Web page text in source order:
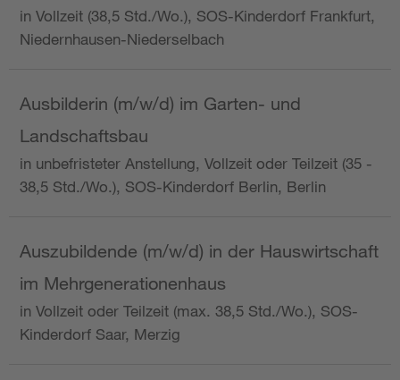
in Vollzeit (38,5 Std./Wo.), SOS-Kinderdorf Frankfurt,
Niedernhausen-Niederselbach
Ausbilderin (m/w/d) im Garten- und
Landschaftsbau
in unbefristeter Anstellung, Vollzeit oder Teilzeit (35 -
38,5 Std./Wo.), SOS-Kinderdorf Berlin, Berlin
Auszubildende (m/w/d) in der Hauswirtschaft
im Mehrgenerationenhaus
in Vollzeit oder Teilzeit (max. 38,5 Std./Wo.), SOS-
Kinderdorf Saar, Merzig